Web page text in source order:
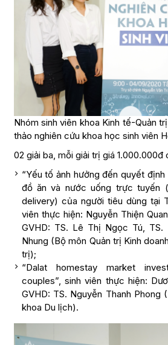
Nhóm sinh viên khoa Kinh tế-Quản
thảo nghiên cứu khoa học sinh viên
02 giải ba, mỗi giải trị giá 1.000.000đ
“Yếu tố ảnh hưởng đến quyết
đồ ăn và nước uống trực tuyến
delivery) của người tiêu dùng tại
viên thực hiện: Nguyễn Thiện
GVHD: TS. Lê Thị Ngọc Tú, TS.
Nhung (Bộ môn Quản trị Kinh
trị);
“Dalat homestay market
couples”, sinh viên thực hiện:
GVHD: TS. Nguyễn Thanh Phong
khoa Du lịch).